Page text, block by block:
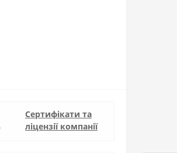
Сертифікати та
ліцензії компанії